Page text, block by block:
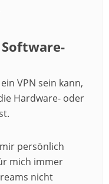
VPN sein kann,
Hardware- oder
persönlich
mich immer
nicht